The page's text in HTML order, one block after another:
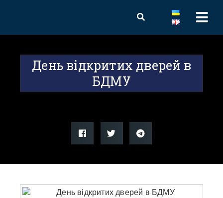
День відкритих дверей в
БДМУ